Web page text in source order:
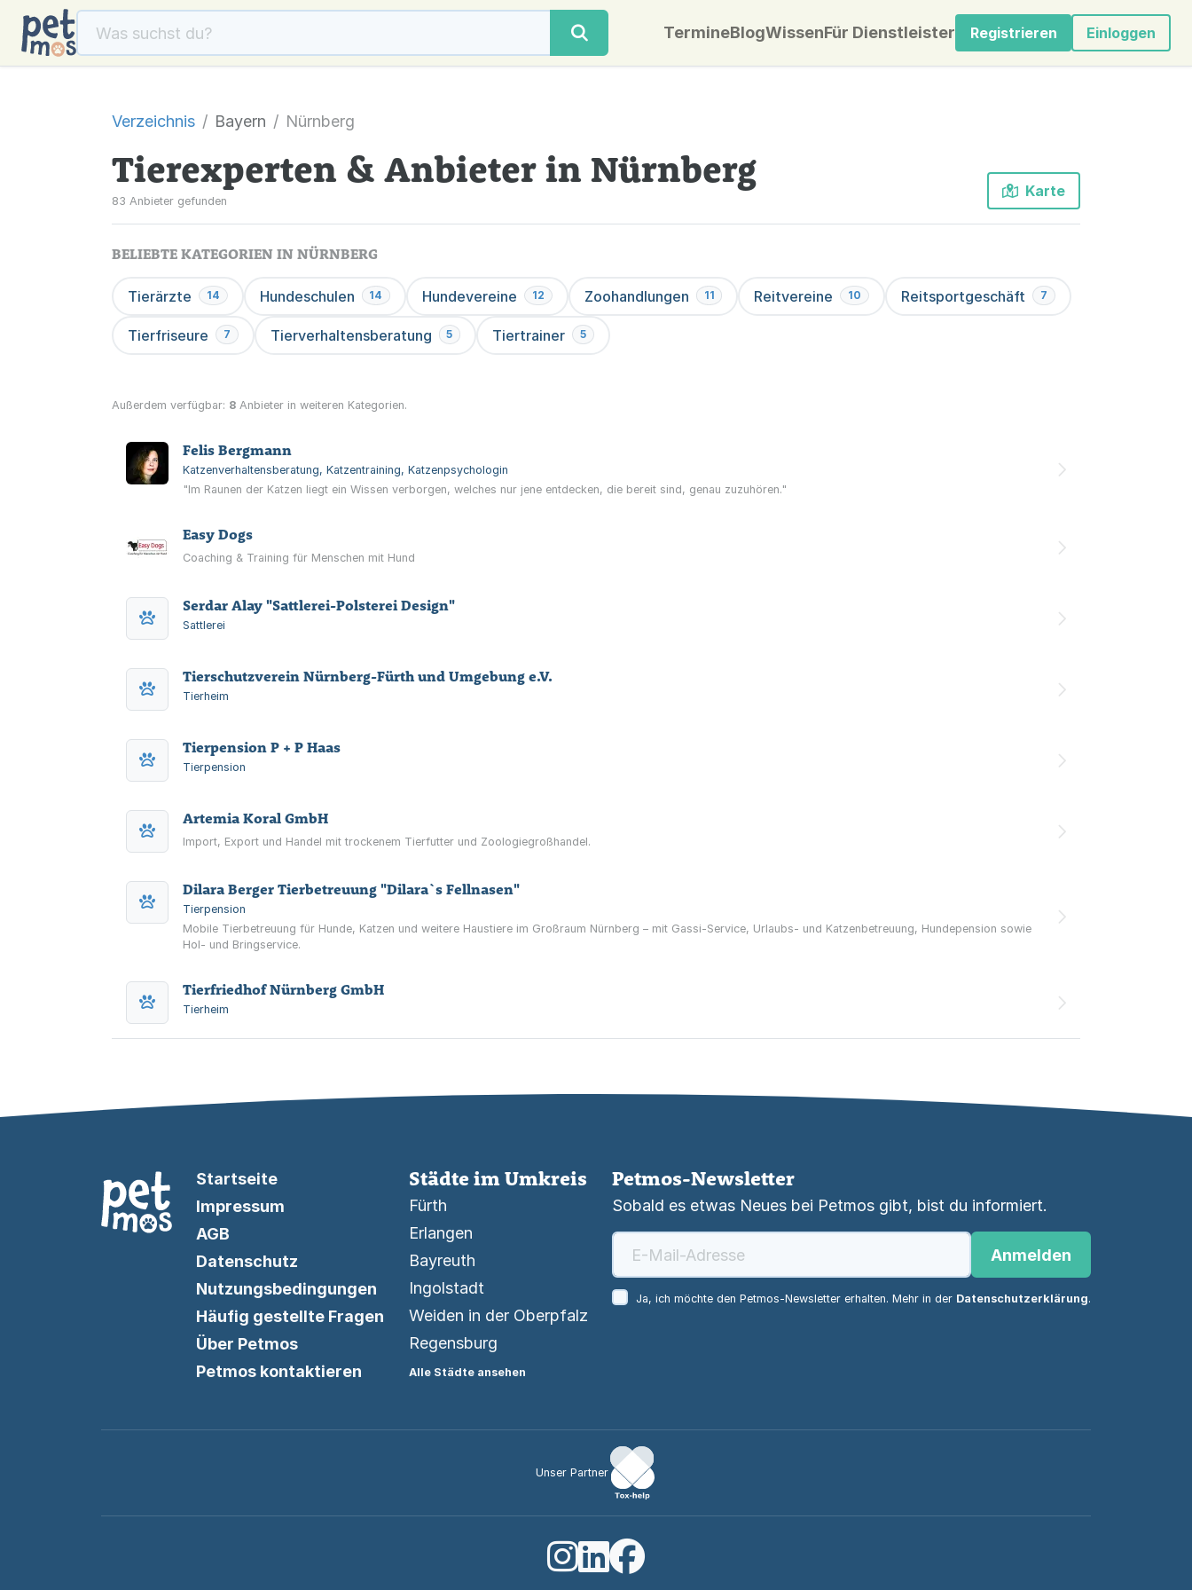
TermineBlogWissenFür Dienstleister Registrieren Einloggen
Verzeichnis Bayern Nürnberg
Tierexperten & Anbieter in Nürnberg
83 Anbieter gefunden
Karte
BELIEBTE KATEGORIEN IN NÜRNBERG
Tierärzte 14 Hundeschulen 14 Hundevereine 12 Zoohandlungen 11 Reitvereine 10 Reitsportgeschäft 7
Tierfriseure 7 Tierverhaltensberatung 5 Tiertrainer 5
Außerdem verfügbar: 8 Anbieter in weiteren Kategorien.
Felis Bergmann
Katzenverhaltensberatung, Katzentraining, Katzenpsychologin
"Im Raunen der Katzen liegt ein Wissen verborgen, welches nur jene entdecken, die bereit sind, genau zuzuhören."
Easy Dogs
Coaching & Training für Menschen mit Hund
Serdar Alay "Sattlerei-Polsterei Design"
Sattlerei
Tierschutzverein Nürnberg-Fürth und Umgebung e.V.
Tierheim
Tierpension P + P Haas
Tierpension
Artemia Koral GmbH
Import, Export und Handel mit trockenem Tierfutter und Zoologiegroßhandel.
Dilara Berger Tierbetreuung "Dilara`s Fellnasen"
Tierpension
Mobile Tierbetreuung für Hunde, Katzen und weitere Haustiere im Großraum Nürnberg – mit Gassi-Service, Urlaubs- und Katzenbetreuung, Hundepension sowie
Hol- und Bringservice.
Tierfriedhof Nürnberg GmbH
Tierheim
Startseite
Impressum
AGB
Datenschutz
Nutzungsbedingungen
Häufig gestellte Fragen
Über Petmos
Petmos kontaktieren
Städte im Umkreis
Fürth
Erlangen
Bayreuth
Ingolstadt
Weiden in der Oberpfalz
Regensburg
Alle Städte ansehen
Petmos-Newsletter
Sobald es etwas Neues bei Petmos gibt, bist du informiert.
Anmelden
Ja, ich möchte den Petmos-Newsletter erhalten. Mehr in der Datenschutzerklärung.
Unser Partner